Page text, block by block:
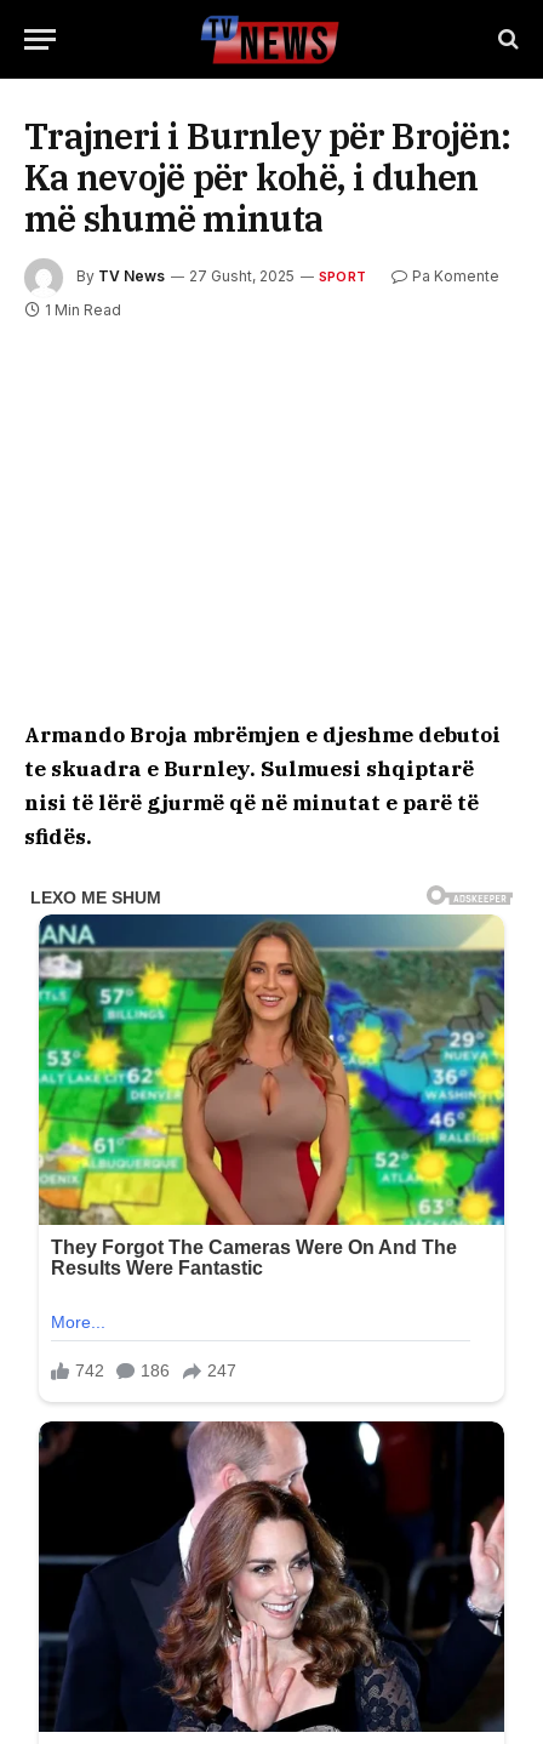
Trajneri i Burnley për Brojën:
Ka nevojë për kohë, i duhen
më shumë minuta
By TV News 27 Gusht, 2025 SPORT
Pa Komente
1 Min Read
Armando Broja mbrëmjen e djeshme debutoi
te skuadra e Burnley. Sulmuesi shqiptarë
nisi të lërë gjurmë që në minutat e parë të
sfidës.